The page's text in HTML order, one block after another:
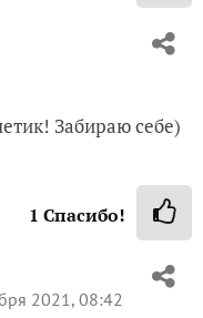
Забираю себе)
1 Спасибо!
2021, 08:42